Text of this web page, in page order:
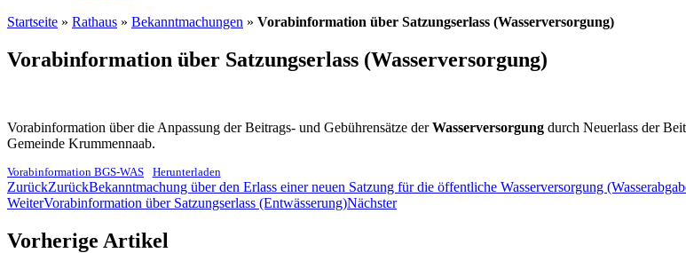
Startseite » Rathaus » Bekanntmachungen » Vorabinformation über Satzungserlass (Wasserversorgung)
Vorabinformation über Satzungserlass (Wasserversorgung)
Vorabinformation über die Anpassung der Beitrags- und Gebührensätze derWasserversorgung durch Neuerlass der
Gemeinde Krummennaab.
Vorabinformation BGS-WAS Herunterladen
ZurückZurückBekanntmachung über den Erlass einer neuen Satzung für die öffentliche Wasserversorgung
WeiterVorabinformation über Satzungserlass (Entwässerung)Nächster
Vorherige Artikel